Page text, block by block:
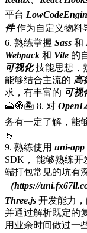
平台
件作为自定义物料
6. 熟练掌握 Sass 和
Webpack 和 Vite 的
可视化技能思想，
能够结合主流的 高
求，有丰富的 可视
🗻🧭🏝️ 8. 对
务有一定了解，能
🚢
9. 熟练使用 uni-app
SDK， 能够熟练开
端打包常见的坑有
（https://
Three.js 开发能力
并通过解析既定的
用业余时间做过一